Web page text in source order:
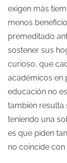
p
o
d
e
l
e
c
t
u
r
a
exigen más
menos
premeditado
sostener sus
curioso, que
académicos en
educación no
también resulta
teniendo una
es que piden
no coincide